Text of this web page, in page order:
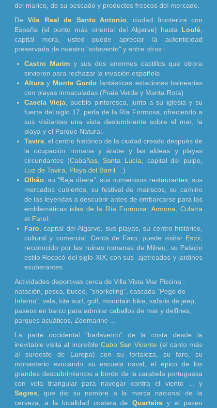
del marico, de su pescado y productos frescos del mercado.
DeVila Real de Santo Antonio , ciudad fronteriza con
España (el punto más oriental del Algarve) hasta Loulé
capital mora, usted puede apreciar la autenticidad
preservada de nuestro "sotavento" y entre otros :
Castro Marimy sus dos enormes castillos que otrora
sirvieron para rechazar la invasión española
Altura y Monte Gordo fantásticas estaciones balnearias
con playas inmaculadas (Praia Verde y Manta Rota)
Cacela Vieja , pueblo pintoresca, junto a su iglesia y su
fuerte del siglo 17, perla de la Ría Formosa, ofreciendo a
sus visitantes una vista deslumbrante sobre el mar, la
playa y el Parque Natural.
Tavira , el centro histórico de la ciudad creado después de
la ocupación romana y árabe y las aldeas y playas
circundantes (Cabañas, Santa Lucía , capital del pulpo,
Luz de Tavira
Playa del Barril ...)
Olhão , su "Baja ribera", sus numerosos restaurantes, sus
mercados cubiertos, su festival de mariscos, su camino
de las leyendas a descubrir antes de embarcarse para las
emblemáticas islas de la Ría Formosa: Armona ,Culatra
et Farol
Faro , capital del Algarve, sus playas, su centro histórico,
cultural y comercial. Cerca de Faro, puede visitar Estoi
reconocido por las ruinas romanas de Milreu, su Palacio
estilo Rococó del siglo XIX, con sus ajetreados y jardines
exuberantes.
Actividades deportivas cerca de Villa Vista Mar Piscina :
natación, pesca, buceo, "snorkeling", cascada "Pego do
Inferno", vela, kite surf, golf, mountain bike, safaris de jeep,
paseos en barco para admirar caballos de mar y delfines,
parques acuáticos, Zoomarine ...
La parte occidental "barlavento" de la costa desde la
inevitable visita al increíble Cabo San Vicente (el canto más
al suroeste de Europa) con su fortaleza, su faro, su
monasterio evocando su escuela naval, el épico de los
grandes descubrimientos a bordo de la carabela portuguesa
con vela triangular para navegar contra el viento ... y
Sagres , que dio su nombre a la marca nacional de la
cerveza, a la localidad costera de Quarteiray el paseo